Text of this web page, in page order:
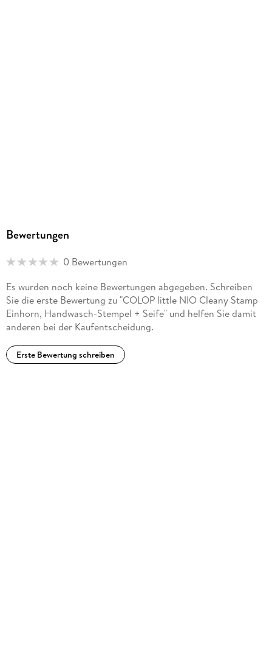
Bewertungen
0 Bewertungen
Es wurden noch keine Bewertungen abgegeben. Schreiben
Sie die erste Bewertung zu "COLOP little NIO Cleany Stamp
Einhorn, Handwasch-Stempel + Seife" und helfen Sie damit
anderen bei der Kaufentscheidung.
Erste Bewertung schreiben